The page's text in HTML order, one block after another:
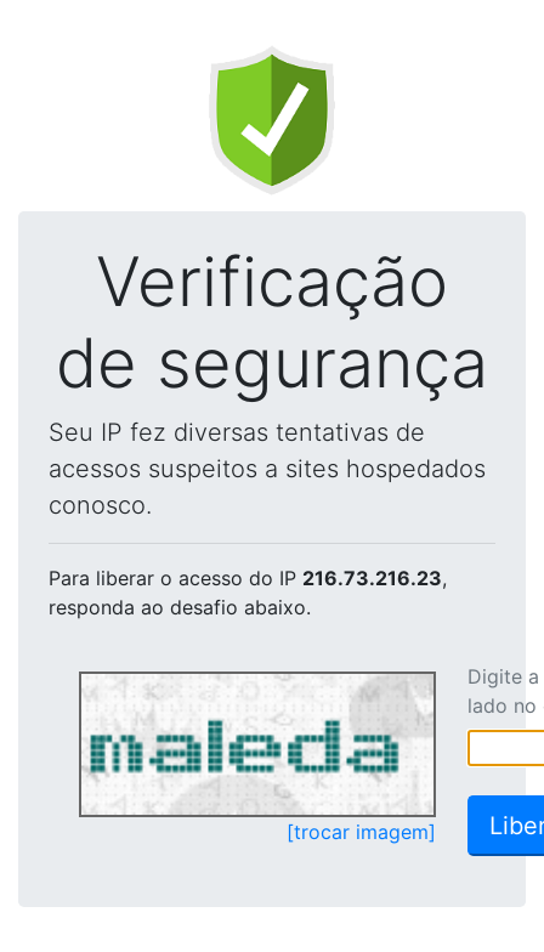
Verificação
de segurança
Seu IP fez diversas tentativas de
acessos suspeitos a sites hospedados
conosco.
Para liberar o acesso do IP 216.73.216.23,
responda ao desafio abaixo.
[trocar imagem]
Digite
lado no